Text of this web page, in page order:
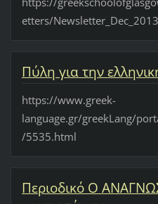
etters/
Πύλη για την
https://www.greek-
language.gr/greekLang/
/5535.html
Περιοδικό Ο